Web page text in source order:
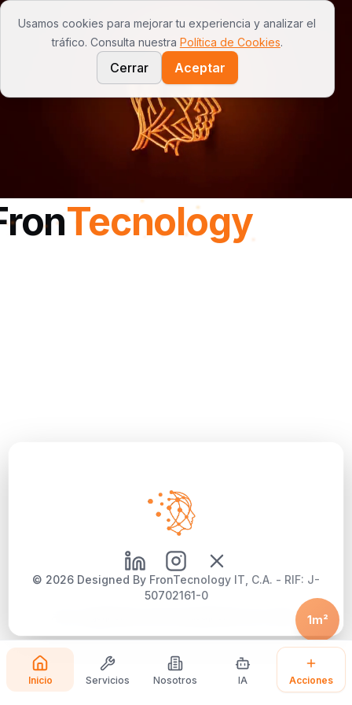
Tu Negocio en 1m² - Kioskos Autónomos
Inicio Servicios Nosotros IA Acciones
Tecnology
© 2026 Designed By FronTecnology IT, C.A. - RIF: J-
50702161-0
Política de Cookies
Usamos cookies para mejorar tu experiencia y analizar el
tráfico. Consulta nuestra Política de Cookies.
Cerrar Aceptar
1m²